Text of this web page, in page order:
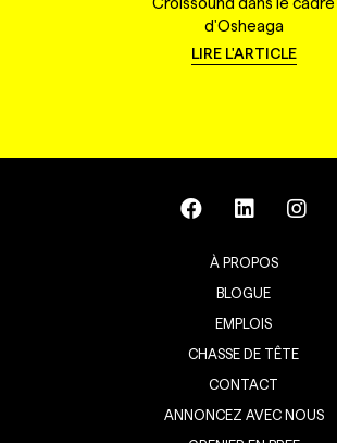
d'Osheaga
LIRE L'ARTICLE
À PROPOS
BLOGUE
EMPLOIS
CHASSE DE TÊTE
CONTACT
ANNONCEZ AVEC NOUS